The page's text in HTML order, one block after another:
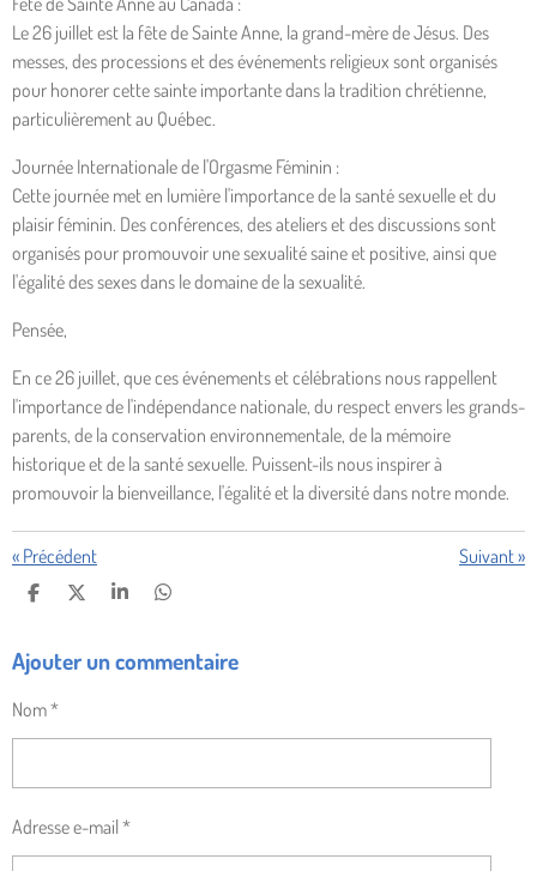
Le 26 juillet est la fête de Sainte Anne, la grand-mère de Jésus. Des
messes, des processions et des événements religieux sont organisés
pour honorer cette sainte importante dans la tradition chrétienne,
particulièrement au Québec.
Journée Internationale de l'Orgasme Féminin :
Cette journée met en lumière l'importance de la santé sexuelle et du
plaisir féminin. Des conférences, des ateliers et des discussions sont
organisés pour promouvoir une sexualité saine et positive, ainsi que
l'égalité des sexes dans le domaine de la sexualité.
Pensée,
En ce 26 juillet, que ces événements et célébrations nous rappellent
l'importance de l'indépendance nationale, du respect envers les grands-
parents, de la conservation environnementale, de la mémoire
historique et de la santé sexuelle. Puissent-ils nous inspirer à
promouvoir la bienveillance, l'égalité et la diversité dans notre monde.
« Précédent Suivant»
P
T
A
E
R
P
T
A
R
P
T
A
R
P
T
A
R
Ajouter un commentaire
Nom *
Adresse e-mail *